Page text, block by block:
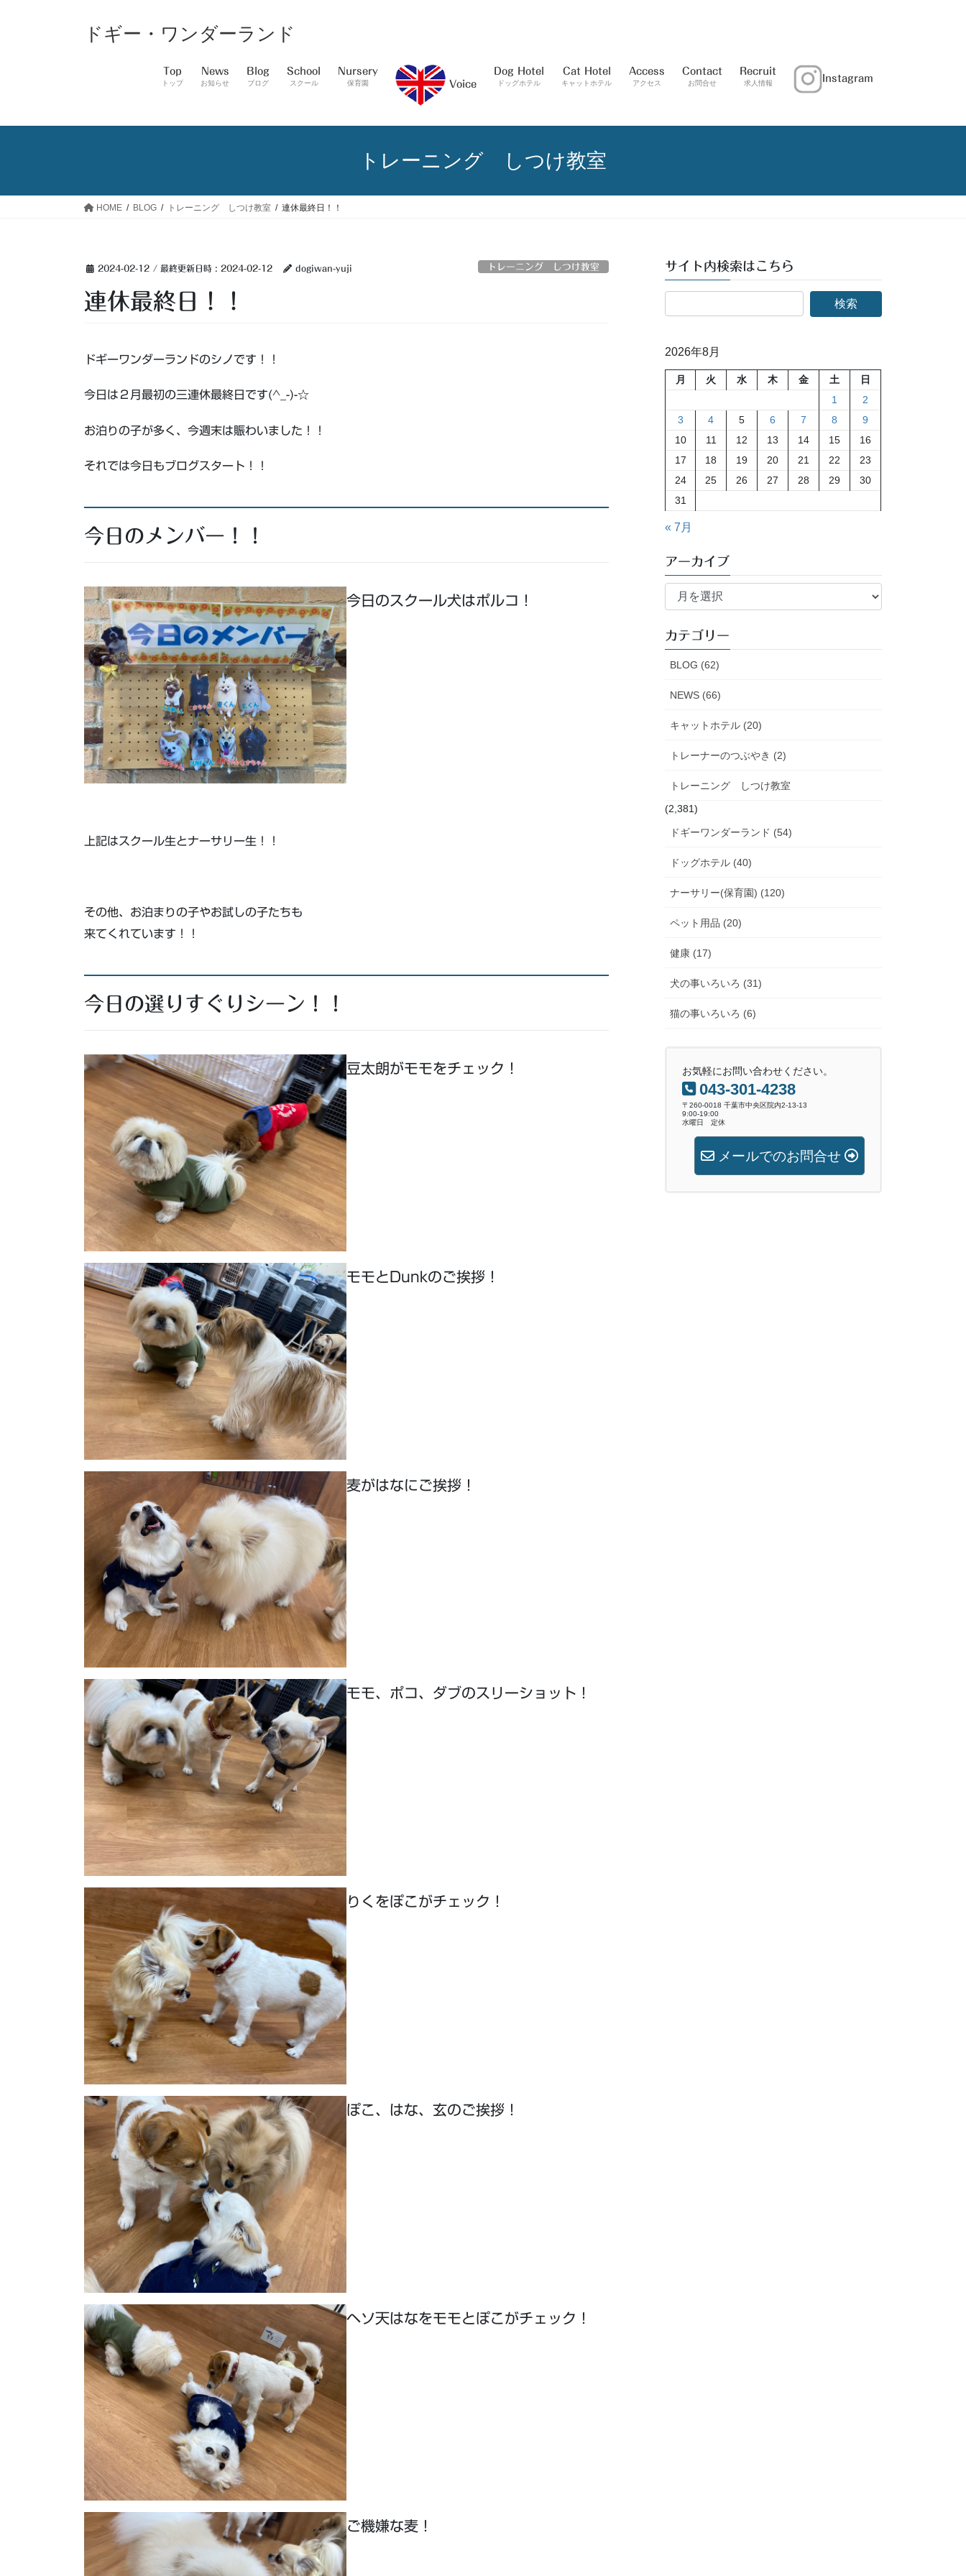
キ
に
ドギー・ワンダーランド
Top
トップ
News
お知らせ
Blog
ブログ
School
スクール
Nursery
保育園 Voice
Dog Hotel
ドッグホテル
Cat Hotel
キャットホテル
Access
アクセス
Contact
お問合せ
Recruit
求人情報 Instagram
トレーニング しつけ教室
HOME BLOG トレーニング しつけ教室 連休最終日！！
2024-02-12 / 最終更新日時 : 2024-02-12 dogiwan-yuji トレーニング しつけ教室
連休最終日！！
ドギーワンダーランドのシノです！！
今日は２月最初の三連休最終日です(^_-)-☆
お泊りの子が多く、今週末は賑わいました！！
それでは今日もブログスタート！！
今日のメンバー！！
今日のスクール犬はポルコ！
上記はスクール生とナーサリー生！！
その他、お泊まりの子やお試しの子たちも
来てくれています！！
今日の選りすぐりシーン！！
豆太朗がモモをチェック！
モモとDunkのご挨拶！
麦がはなにご挨拶！
モモ、ポコ、ダブのスリーショット！
りくをぽこがチェック！
ぽこ、はな、玄のご挨拶！
ヘソ天はなをモモとぽこがチェック！
ご機嫌な麦！
サイト内検索はこちら
2026年8月
月 火 水 木 金 土
日
1
2
3
4 5 6 7 8
9
10
11 12 13 14 15
16
17
18 19 20 21 22
23
24
25 26 27 28 29
30
31
« 7月
アーカイブ
ア
イ
ブ
カテゴリー
BLOG (62)
NEWS (66)
キャットホテル (20)
トレーナーのつぶやき (2)
トレーニング しつけ教室
(2,381)
ドギーワンダーランド (54)
ドッグホテル (40)
ナーサリー(保育園) (120)
ペット用品 (20)
健康 (17)
犬の事いろいろ (31)
猫の事いろいろ (6)
お気軽にお問い合わせください。
043-301-4238
〒260-0018 千葉市中央区院内2-13-13
9:00-19:00
水曜日 定休
メールでのお問合せ